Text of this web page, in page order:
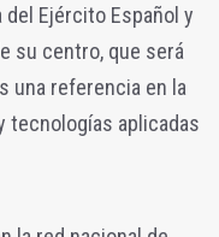
Ejército Español y
su centro, que será
una referencia en la
tecnologías aplicadas